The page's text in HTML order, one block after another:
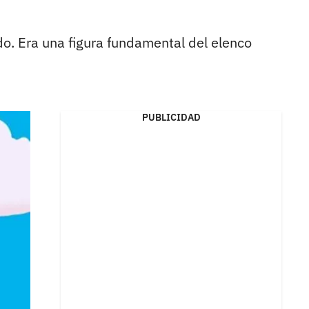
Era una figura fundamental del elenco
PUBLICIDAD